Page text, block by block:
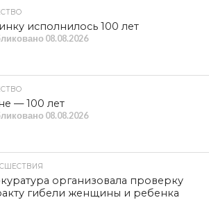
исполнилось 100 лет
08.08.2026
— 100 лет
08.08.2026
организовала проверку
гибели женщины и ребенка